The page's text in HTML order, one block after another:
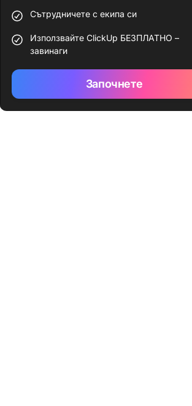
Сътрудничете с екипа си
Използвайте ClickUp БЕЗПЛАТНО –
завинаги
Започнете